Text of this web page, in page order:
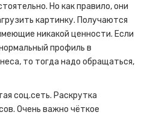
Но как правило, они
картинку. Получаются
никакой ценности. Если
профиль в
то тогда надо обращаться,
соц.сеть. Раскрутка
Очень важно чёткое